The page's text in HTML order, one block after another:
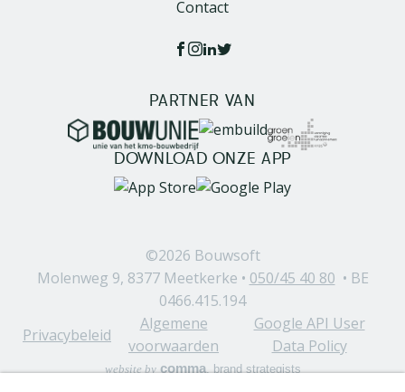
Contact
PARTNER VAN
Image Image Image
DOWNLOAD ONZE APP
Image Image
©2026 Bouwsoft
Molenweg 9, 8377 Meetkerke • 050/45 40 80 • BE
0466.415.194
Privacybeleid
Algemene
voorwaarden
Google API User
Data Policy
website by comma, brand strategists